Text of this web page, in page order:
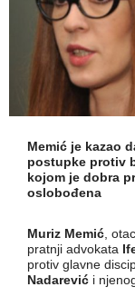
Memić je kazao
postupke protiv
kojom je dobra
oslobođena
Muriz Memić ,
pratnji advokata
protiv glavne
Nadarević i